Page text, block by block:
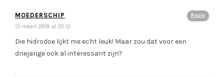
Reply
MOEDERSCHIP
15 maart 2018 at 20:12
Die hidrodoe lijkt me echt leuk! Maar zou dat voor een
driejarige ook al interessant zijn?